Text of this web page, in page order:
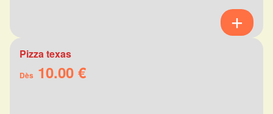
Pizza texas
Dès 10.00 €